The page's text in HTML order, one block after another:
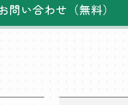
問い合わせ（無料）